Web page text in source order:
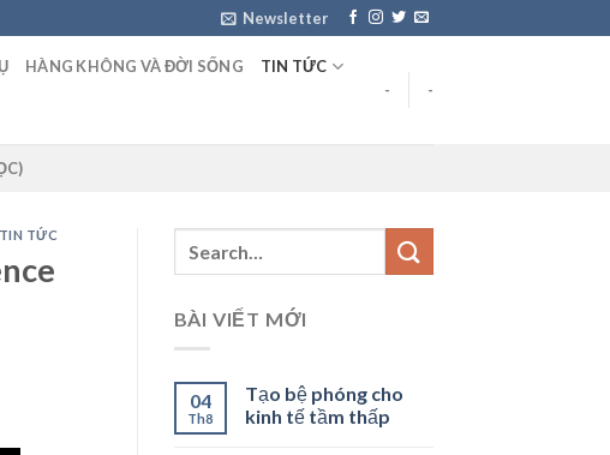
Newsletter
HÀNG KHÔNG VÀ ĐỜI SỐNG TIN TỨC
- -
TIN TỨC
BÀI VIẾT MỚI
04
Th8
Tạo bệ phóng cho
kinh tế tầm thấp